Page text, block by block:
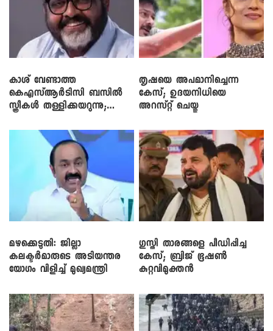
കാശ് വേണ്ടാത്ത
കെഎസ്ആർടിസി ബസിൽ
സ്ത്രീകൾ തള്ളിക്കയറുന്നു;
തൃഷയെ അപമാനിച്ചെന്ന
കേസ്; ഉദയനിധിയെ
അറസ്റ്റ് ചെയ്തു
മഴക്കെടുതി: ജില്ലാ
കലക്ടർമാരുടെ അടിയന്തര
യോഗം വിളിച്ച് മുഖ്യമന്ത്രി
​ഗുസ്തി താരങ്ങളെ പീഡിപ്പിച്ച
കേസ്; ബ്രിജ് ഭൂഷൺ
കുറ്റവിമുക്തൻ